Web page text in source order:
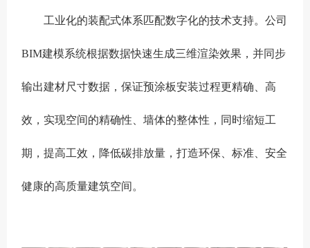
工业化的装配式体系匹配数字化的技术支持。公司
BIM建模系统根据数据快速生成三维渲染效果，并同步
输出建材尺寸数据，保证预涂板安装过程更精确、高
效，实现空间的精确性、墙体的整体性，同时缩短工
期，提高工效，降低碳排放量，打造环保、标准、安全
健康的高质量建筑空间。